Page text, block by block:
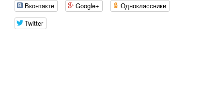
Вконтакте Google+
Одноклассники
Twitter